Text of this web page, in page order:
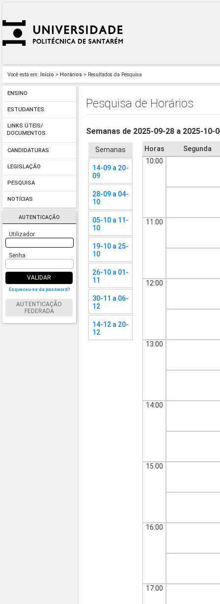
Você está em: Início > Horários > Resultados da Pesquisa
ENSINO
ESTUDANTES
LINKS ÚTEIS/
DOCUMENTOS
CANDIDATURAS
LEGISLAÇÃO
PESQUISA
NOTÍCIAS
AUTENTICAÇÃO
Utilizador
Senha
VALIDAR
Esqueceu-se da password?
AUTENTICAÇÃO
FEDERADA
Pesquisa de Horários
Semanas de 2025-09-28 a 2025-10-
Semanas
14-09 a 20-
09
28-09 a 04-
10
05-10 a 11-
10
19-10 a 25-
10
26-10 a 01-
11
30-11 a 06-
12
14-12 a 20-
12
Horas
Segunda
10:00
11:00
12:00
13:00
14:00
15:00
16:00
17:00